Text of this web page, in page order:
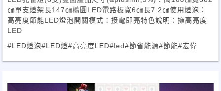
㎝單支燈架長147㎝橢圓LED電路板寬6㎝長7.2㎝使用燈泡：
高亮度節能LED燈泡開關模式：接電即亮特色說明：擁高亮度
LED
#LED燈泡#LED燈#高亮度LED#led#節省能源#節能#宏偉